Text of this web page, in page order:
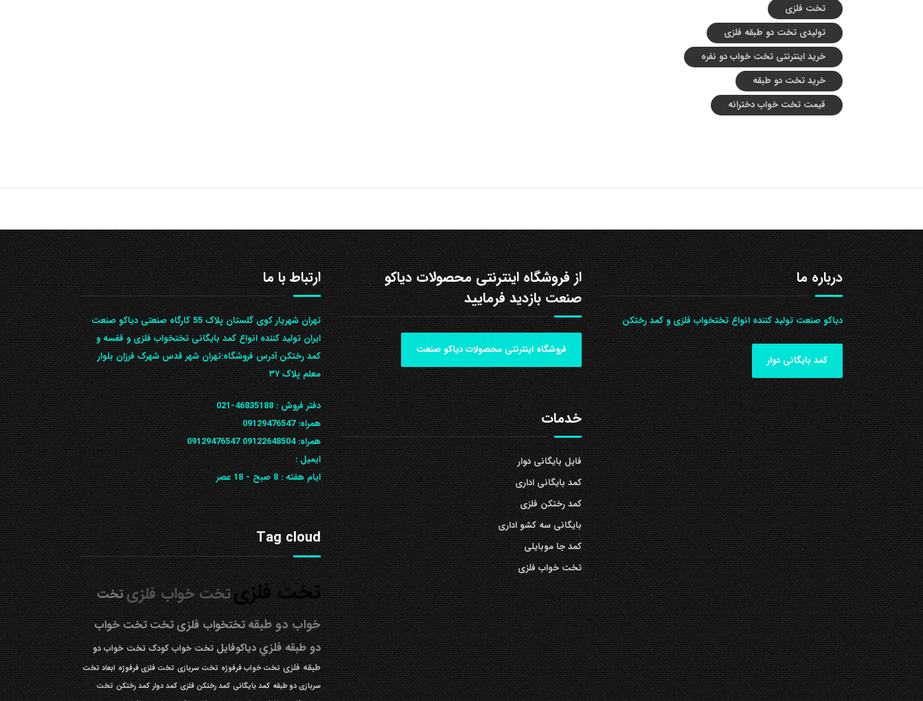
تخت فلزی
تولیدی تخت دو طبقه فلزی
خرید اینترنتی تخت خواب دو نفره
خرید تخت دو طبقه
قیمت تخت خواب دخترانه
درباره ما
دیاکو صنعت تولید کننده انواع تختخواب فلزی و کمد رختکن
کمد بایگانی دوار
از فروشگاه اینترنتی محصولات دیاکو
صنعت بازدید فرمایید
فروشگاه اینترنتی محصولات دیاکو صنعت
خدمات
فایل بایگانی دوار
کمد بایگانی اداری
کمد رختکن فلزی
بایگانی سه کشو اداری
کمد جا موبایلی
تخت خواب فلزی
ارتباط با ما
تهران شهریار کوی گلستان پلاک 55 کارگاه صنعتی دیاکو صنعت
ایران تولید کننده انواع کمد بایگانی تختخواب فلزی و قفسه و
کمد رختکن آدرس ف‍روشگاه:تهران شهر قدس شهرک فرزان بلوار
معلم پلاک ۳۷
دفتر فروش :46835188-021
همراه:09129476547
همراه: 09122648504
09129476547
ایمیل :
ایام هفته :8 صبح - 18 عصر
Tag cloud
تخت فلزیتخت خواب فلزیتخت
خواب دو طبقهتختخواب فلزیتختتخت خواب
دو طبقه فلزيدیاکوفایل تخت خواب کودک تخت خواب دو
طبقه فلزی تخت خواب فرفوژه تخت سربازی تخت فلزی فرفوژه ابعاد تخت
سربازی دو طبقه کمد بایگانی کمد رختکن فلزی کمد دوار کمد رختکن تخت